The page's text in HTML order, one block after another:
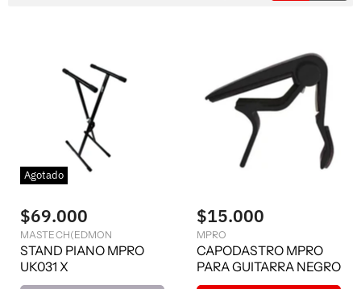
Agotado
$69.000
MASTECH(EDMON
STAND PIANO MPRO
UK031 X
$15.000
MPRO
CAPODASTRO MPRO
PARA GUITARRA NEGRO